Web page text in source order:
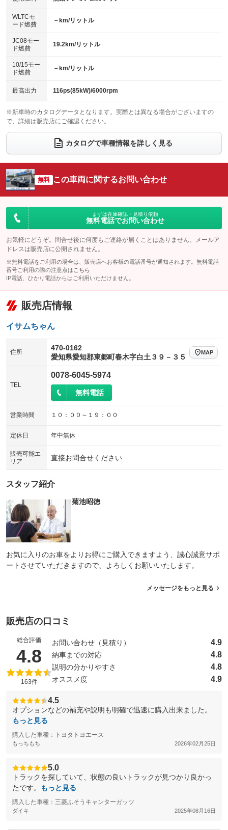
センターデフロック
：装備なし
電動格納ミラー
：装備なし
エアロ
：装備なし
ローダウン
：装備なし
ベンチシート
：装備なし
チップアップシート
：装備なし
電動格納サードシート
：装備なし シートヒーター
：装備なし
ウォークスルー
電動リアゲート フロントカメラ
：装備なし
シートエアコン
：装備なし 全周囲カメラ
：装備なし
サイドカメラ
：装備なし ルーフレール
：装備なし
エアサスペンション ヘッドライトウォッシャー
WLTCモ
ード燃費
－km/リットル
JC08モー
ド燃費
19.2km/リットル
10/15モー
ド燃費
－km/リットル
最高出力 116ps(85kW)/6000rpm
※新車時のカタログデータとなります。実際とは異なる場合がございますの
で、詳細は販売店にご確認ください。
カタログで車種情報を詳しく見る
無料 この車両に関するお問い合わせ
まずは在庫確認・見積り依頼
無料電話でお問い合わせ
お気軽にどうぞ。問合せ後に何度もご連絡が届くことはありません。メールア
ドレスは販売店に公開されません。
※無料電話をご利用の場合は、販売店へお客様の電話番号が通知されます。無料電話
番号ご利用の際の注意点は こちら
IP電話、ひかり電話からはご利用いただけません。
販売店情報
イサムちゃん
住所
470-0162
愛知県愛知郡東郷町春木字白土３９－３５
MAP
TEL
0078-6045-5974
無料電話
営業時間 １０：００～１９：００
定休日 年中無休
販売可能エ
リア
直接お問合せください
スタッフ紹介
菊池昭徳
お気に入りのお車をよりお得にご購入できますよう、誠心誠意サポ
ートさせていただきますので、よろしくお願いいたします。
メッセージをもっと見る
販売店の口コミ
総合評価
4.8 （5点満点中）
163件
お問い合わせ（見積り） 4.9
納車までの対応 4.8
説明の分かりやすさ 4.8
オススメ度 4.9
4.5
オプションなどの補充や説明も明確で迅速に購入出来ました。
もっと見る
購入した車種：トヨタトヨエース
もっちもち 2026年02月25日
5.0
トラックを探していて、状態の良いトラックが見つかり良かっ
たです。
もっと見る
購入した車種：三菱ふそうキャンターガッツ
ダイキ 2025年08月16日